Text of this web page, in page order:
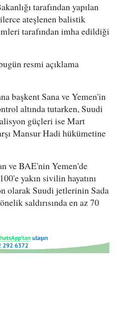
tarafından yapılan
ateşlenen balistik
tarafından imha edildiği
resmi açıklama
başkent Sana ve Yemen'in
altında tutarken, Suudi
güçleri ise Mart
Mansur Hadi hükümetine
ve BAE'nin Yemen'de
yakın sivilin hayatını
olarak Suudi jetlerinin Sada
saldırısında en az 70